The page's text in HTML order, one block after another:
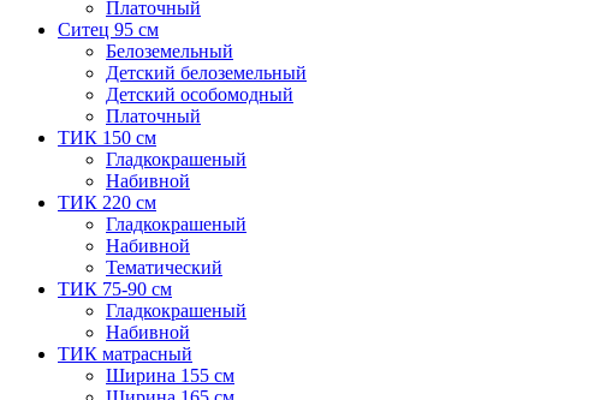
Платочный
Ситец 95 см
Белоземельный
Детский белоземельный
Детский особомодный
Платочный
ТИК 150 см
Гладкокрашеный
Набивной
ТИК 220 см
Гладкокрашеный
Набивной
Тематический
ТИК 75-90 см
Гладкокрашеный
Набивной
ТИК матрасный
Ширина 155 см